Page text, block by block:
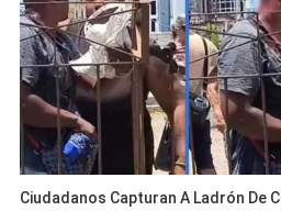
Ciudadanos Capturan A Ladrón De